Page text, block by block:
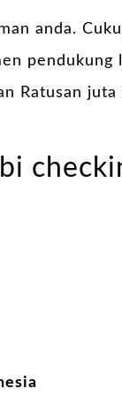
anda.
pendukung
Ratusan juta